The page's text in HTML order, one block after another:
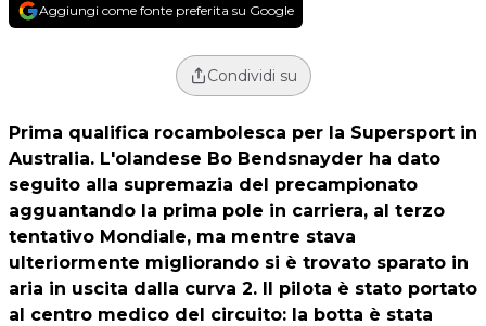
Aggiungi come fonte preferita su Google
Condividi su
Prima qualifica rocambolesca per la Supersport in
Australia. L'olandese Bo Bendsnayder ha dato
seguito alla supremazia del precampionato
agguantando la prima pole in carriera, al terzo
tentativo Mondiale, ma mentre stava
ulteriormente migliorando si è trovato sparato in
aria in uscita dalla curva 2. Il pilota è stato portato
al centro medico del circuito: la botta è stata